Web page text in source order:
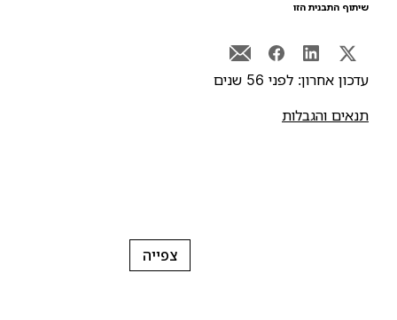
התבנית הזו
אחרון: לפני 56 שנים
והגבלות
צפייה